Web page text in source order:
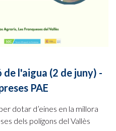
l'aigua (2 de juny) -
PAE
dotar d’eines en la millora
dels polígons del Vallès